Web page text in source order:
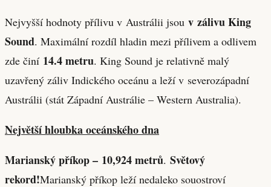
Nejvyšší hodnoty přílivu v Austrálii jsou v zálivu King
Sound. Maximální rozdíl hladin mezi přílivem a odlivem
zde činí 14.4 metru. King Sound je relativně malý
uzavřený záliv Indického oceánu a leží v severozápadní
Austrálii (stát Západní Austrálie – Western Australia).
Největší hloubka oceánského dna
Marianský příkop – 10,924 metrů. Světový
rekord!Marianský příkop leží nedaleko souostroví